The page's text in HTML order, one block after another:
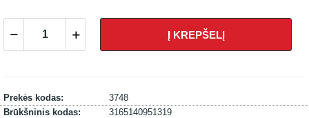
Į KREPŠELĮ
Prekės kodas:
3748
Brūkšninis kodas:
3165140951319